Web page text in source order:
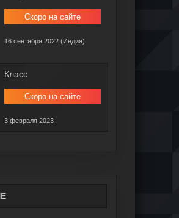
Скоро на сайте
16 сентября 2022 (Индия)
Класс
Скоро на сайте
3 февраля 2023